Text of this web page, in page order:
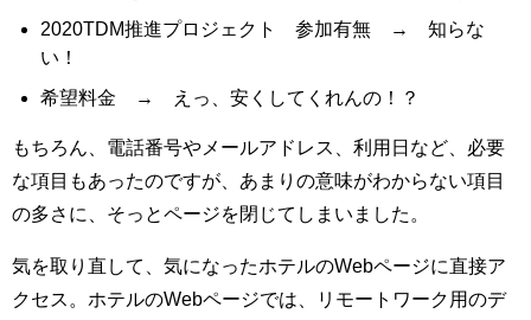
2020TDM推進プロジェクト 参加有無 → 知らな
い！
希望料金 → えっ、安くしてくれんの！？
もちろん、電話番号やメールアドレス、利用日など、必要
な項目もあったのですが、あまりの意味がわからない項目
の多さに、そっとページを閉じてしまいました。
気を取り直して、気になったホテルのWebページに直接ア
クセス。ホテルのWebページでは、リモートワーク用のデ